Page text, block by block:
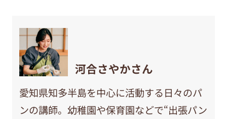
河合さやかさん
愛知県知多半島を中心に活動する日々のパ
ンの講師。幼稚園や保育園などで“出張パン